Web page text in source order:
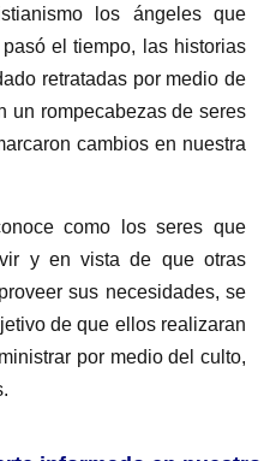
los ángeles que
el tiempo, las historias
retratadas por medio de
un rompecabezas de seres
cambios en nuestra
como los seres que
y en vista de que otras
sus necesidades, se
de que ellos realizaran
por medio del culto,